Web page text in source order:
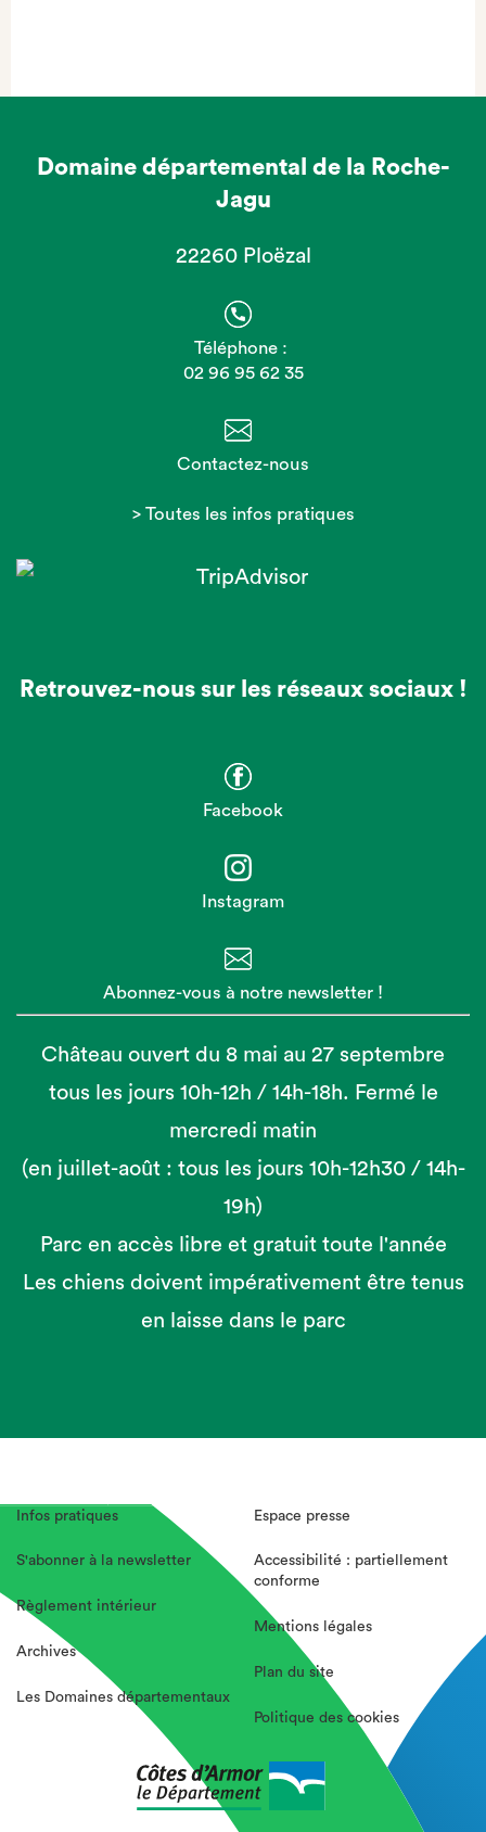
Domaine départemental de la Roche-
Jagu
22260 Ploëzal
Téléphone :
02 96 95 62 35
Contactez-nous
> Toutes les infos pratiques
Retrouvez-nous sur les réseaux sociaux !
Facebook
Instagram
Abonnez-vous à notre newsletter !
Château ouvert du 8 mai au 27 septembre
tous les jours 10h-12h / 14h-18h. Fermé le
mercredi matin
(en juillet-août : tous les jours 10h-12h30 / 14h-
19h)
Parc en accès libre et gratuit toute l'année
Les chiens doivent impérativement être tenus
en laisse dans le parc
Infos pratiques
S'abonner à la newsletter
Règlement intérieur
Archives
Les Domaines départementaux
Espace presse
Accessibilité : partiellement
conforme
Mentions légales
Plan du site
Politique des cookies